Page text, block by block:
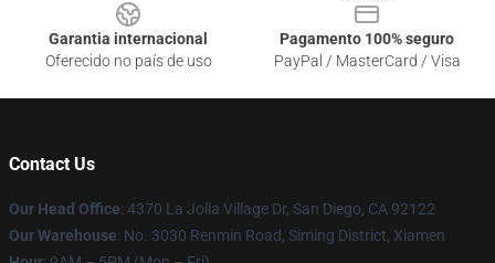
Garantia internacional
Oferecido no país de uso
Pagamento 100% seguro
PayPal / MasterCard / Visa
Contact Us
Our Head Office: 4370 La Jolla Village Dr, San Diego, CA 92122
Our Warehouse: No. 3030 Renmin Road, Siming District, Xiamen